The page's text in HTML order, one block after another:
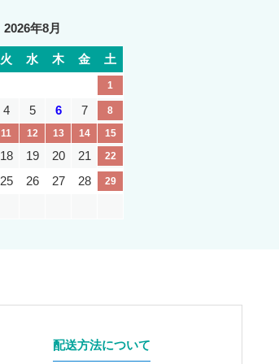
2026年8月
火 水 木 金 土
1
4 5 6 7
8
11 12 13 14
15
18 19 20 21 22
25 26 27 28 29
配送方法について